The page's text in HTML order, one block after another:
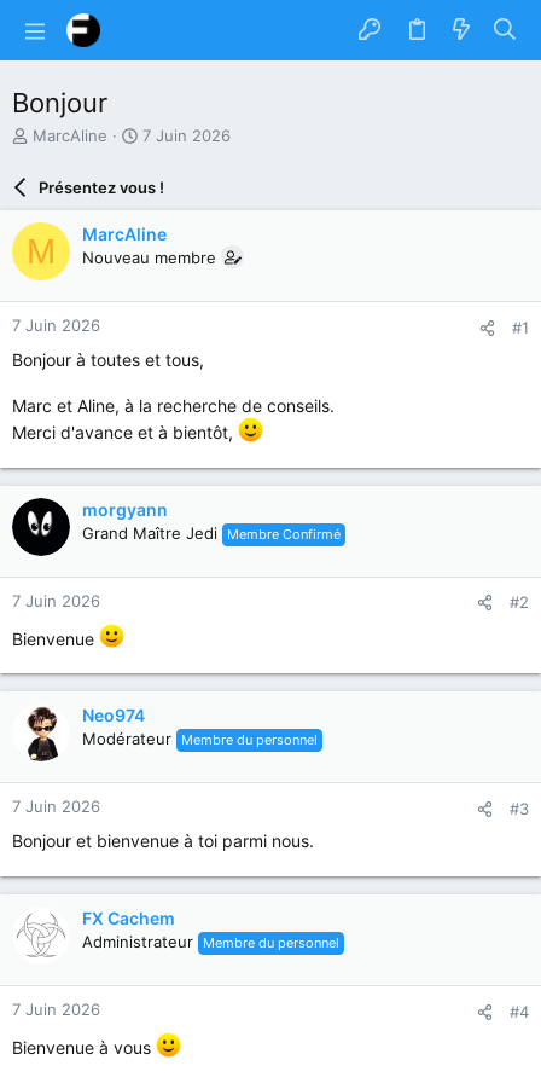
Bonjour
A
e
u
r
d
u
s
u
MarcAline
D
e
e
d
b
7 Juin 2026
Présentez vous !
M MarcAline
Nouveau membre
7 Juin 2026 #1
Bonjour à toutes et tous,
Marc et Aline, à la recherche de conseils.
Merci d'avance et à bientôt,
morgyann
Grand Maître Jedi Membre Confirmé
7 Juin 2026 #2
Bienvenue
Neo974
Modérateur Membre du personnel
7 Juin 2026 #3
Bonjour et bienvenue à toi parmi nous.
FX Cachem
Administrateur Membre du personnel
7 Juin 2026 #4
Bienvenue à vous